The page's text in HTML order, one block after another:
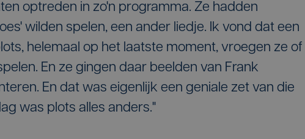
optreden in zo'n programma. Ze hadden
wilden spelen, een ander liedje. Ik vond dat een
helemaal op het laatste moment, vroegen ze of
En ze gingen daar beelden van Frank
En dat was eigenlijk een geniale zet van die
was plots alles anders."